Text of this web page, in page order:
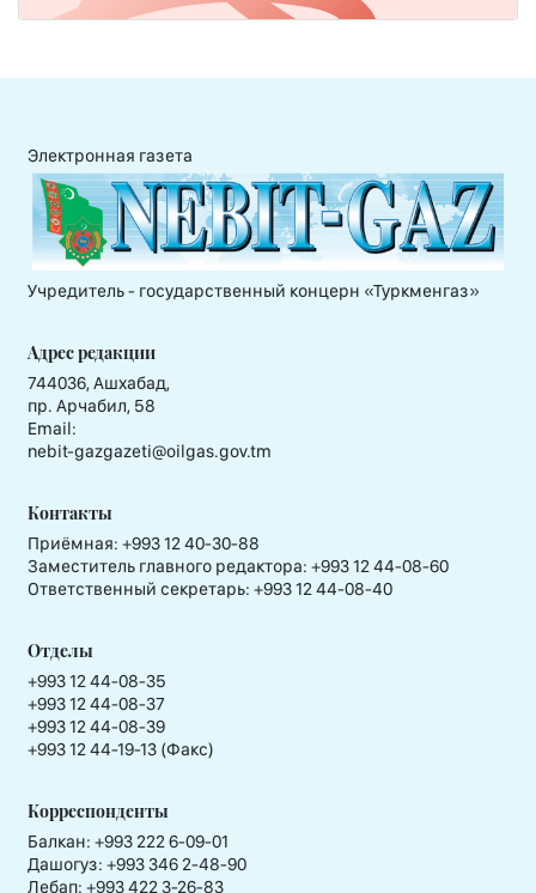
Электронная газета
Учредитель - государственный концерн «Туркменгаз»
Адрес редакции
744036, Ашхабад,
пр. Арчабил, 58
Email:
nebit-gazgazeti@oilgas.gov.tm
Контакты
Приёмная: +993 12 40-30-88
Заместитель главного редактора: +993 12 44-08-60
Ответственный секретарь: +993 12 44-08-40
Отделы
+993 12 44-08-35
+993 12 44-08-37
+993 12 44-08-39
+993 12 44-19-13 (Факс)
Корреспонденты
Балкан: +993 222 6-09-01
Дашогуз: +993 346 2-48-90
Лебап: +993 422 3-26-83